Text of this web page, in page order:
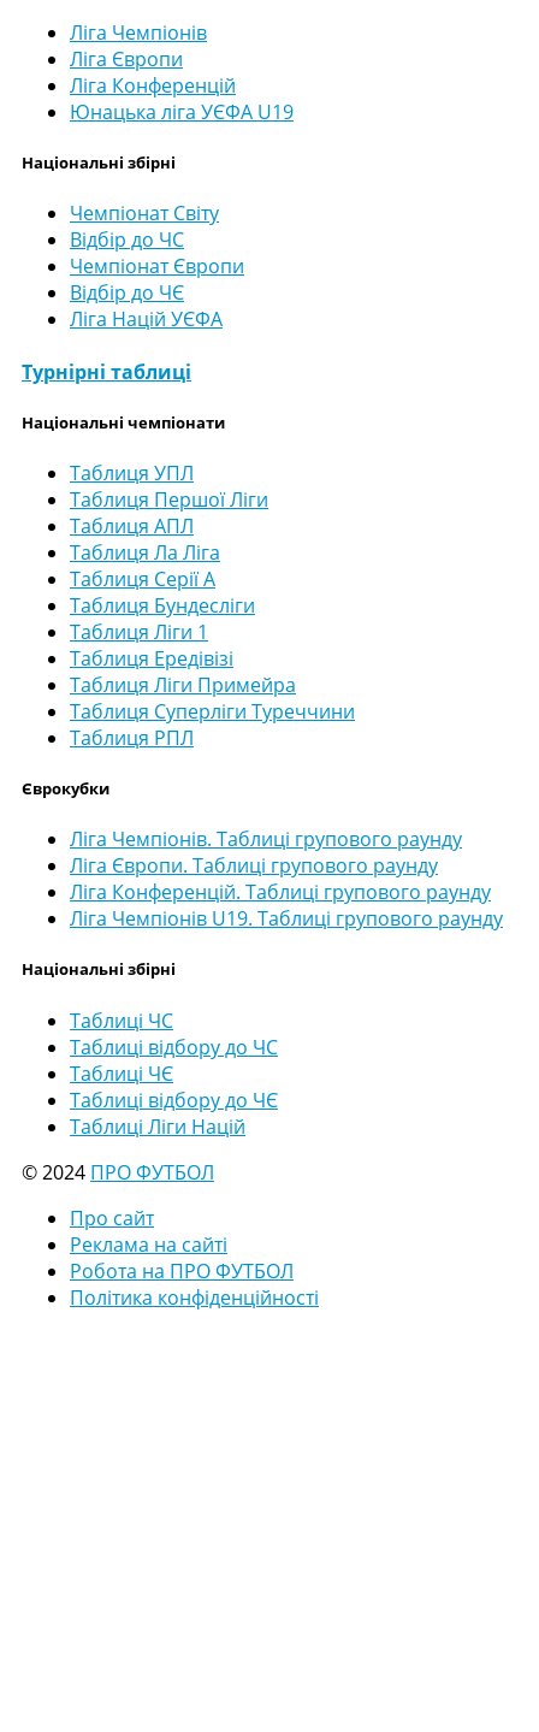
Ліга Чемпіонів
Ліга Європи
Ліга Конференцій
Юнацька ліга УЄФА U19
Національні збірні
Чемпіонат Світу
Відбір до ЧС
Чемпіонат Європи
Відбір до ЧЄ
Ліга Націй УЄФА
Турнірні таблиці
Національні чемпіонати
Таблиця УПЛ
Таблиця Першої Ліги
Таблиця АПЛ
Таблиця Ла Ліга
Таблиця Серії А
Таблиця Бундесліги
Таблиця Ліги 1
Таблиця Ередівізі
Таблиця Ліги Примейра
Таблиця Суперліги Туреччини
Таблиця РПЛ
Єврокубки
Ліга Чемпіонів. Таблиці групового раунду
Ліга Європи. Таблиці групового раунду
Ліга Конференцій. Таблиці групового раунду
Ліга Чемпіонів U19. Таблиці групового раунду
Національні збірні
Таблиці ЧС
Таблиці відбору до ЧС
Таблиці ЧЄ
Таблиці відбору до ЧЄ
Таблиці Ліги Націй
© 2024 ПРО ФУТБОЛ
Про сайт
Реклама на сайті
Робота на ПРО ФУТБОЛ
Політика конфіденційності